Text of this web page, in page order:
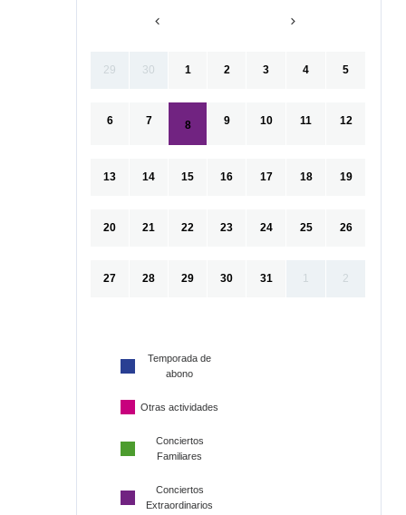
29 30 1 2 3 4 5
6 7 8 9 10 11 12
13 14 15 16 17 18 19
20 21 22 23 24 25 26
27 28 29 30 31 1 2
Temporada de
abono
Otras actividades
Conciertos
Familiares
Conciertos
Extraordinarios